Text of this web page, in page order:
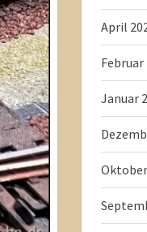
April
Februar
Januar